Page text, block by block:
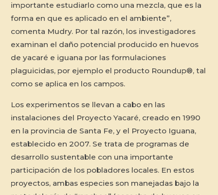
importante estudiarlo como una mezcla, que es la
forma en que es aplicado en el ambiente”,
comenta Mudry. Por tal razón, los investigadores
examinan el daño potencial producido en huevos
de yacaré e iguana por las formulaciones
plaguicidas, por ejemplo el producto Roundup®, tal
como se aplica en los campos.
Los experimentos se llevan a cabo en las
instalaciones del Proyecto Yacaré, creado en 1990
en la provincia de Santa Fe, y el Proyecto Iguana,
establecido en 2007. Se trata de programas de
desarrollo sustentable con una importante
participación de los pobladores locales. En estos
proyectos, ambas especies son manejadas bajo la